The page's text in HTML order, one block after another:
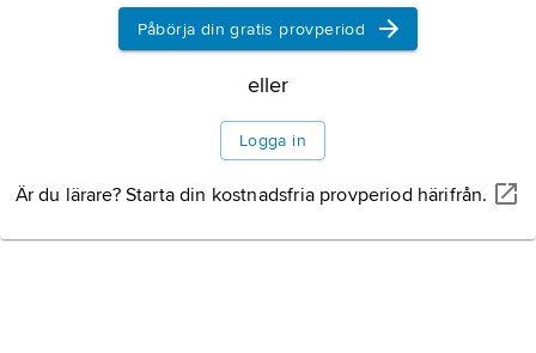
Information om artikeln
Påbörja din gratis provperiod
eller
Logga in
Är du lärare? Starta din kostnadsfria provperiod härifrån.